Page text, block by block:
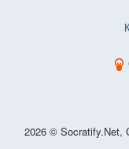
2026 © Socratify.Net,